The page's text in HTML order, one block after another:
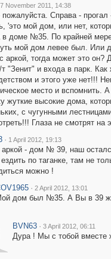
7 November 2011, 14:38
Справа -
'это мой дом, или нет,
доме №35. По крайней
мой дом левее был. Или
аркой, тогда может это он?
т "Зенит" и входа в парк.
и этого уже нет!!!
место и вспомнить.
жуткие высокие дома,
с чугунными
Глаза не смотрят на
· 1 April 2012, 19:13
- дом № 39, наш
по таганке, там не
можно !
· 2 April 2012, 13:01
дом был №35. А Вы в 39
BVN63 · 3 April 2012, 06:11
Дура ! Мы с тобой вместе